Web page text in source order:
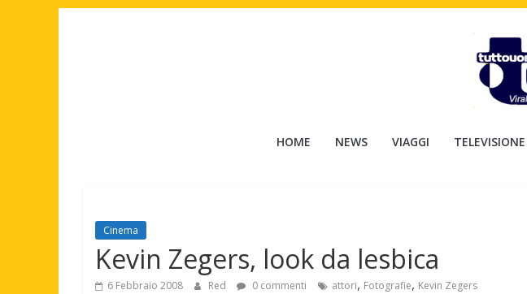
Tuttouomini
Motori,
gay
news
HOME NEWS VIAGGI TELEVISIONE
Cinema
Kevin Zegers, look da lesbica
6 Febbraio 2008 Red 0 commenti attori, Fotografie, Kevin Zegers